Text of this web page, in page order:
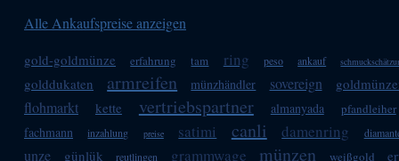
Alle Ankaufspreise anzeigen
gold-goldmünze erfahrung tam ring peso ankauf
golddukaten armreifen münzhändler sovereign
flohmarkt kette vertriebspartner almanyada pfandleiher
fachmann inzahlung preise satimi canli damenring
unze günlük reutlingen grammwage münzen weißgold